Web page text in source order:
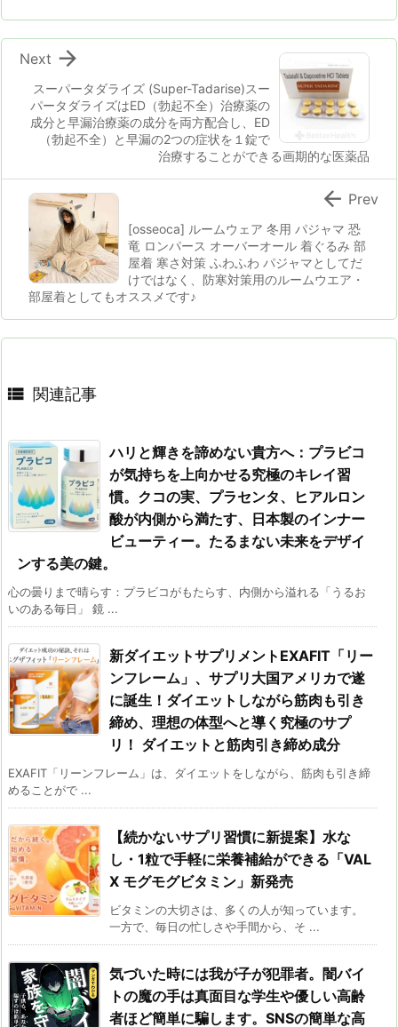
スーパータダライズ (Super-Tadarise)スー
パータダライズはED（勃起不全）治療薬の
成分と早漏治療薬の成分を両方配合し、ED
（勃起不全）と早漏の2つの症状を１錠で
治療することができる画期的な医薬品

Next
[osseoca] ルームウェア 冬用 パジャマ 恐
竜 ロンパース オーバーオール 着ぐるみ 部
屋着 寒さ対策 ふわふわ パジャマとしてだ
けではなく、防寒対策用のルームウエア・
部屋着としてもオススメです♪
 Prev
 関連記事
ハリと輝きを諦めない貴方へ：プラビコ
が気持ちを上向かせる究極のキレイ習
慣。クコの実、プラセンタ、ヒアルロン
酸が内側から満たす、日本製のインナー
ビューティー。たるまない未来をデザイ
ンする美の鍵。
心の曇りまで晴らす：プラビコがもたらす、内側から溢れる「うるお
いのある毎日」 鏡 ...
新ダイエットサプリメントEXAFIT「リー
ンフレーム」、サプリ大国アメリカで遂
に誕生！ダイエットしながら筋肉も引き
締め、理想の体型へと導く究極のサプ
リ！ ダイエットと筋肉引き締め成分
EXAFIT「リーンフレーム」は、ダイエットをしながら、筋肉も引き締
めることがで ...
【続かないサプリ習慣に新提案】水な
し・1粒で手軽に栄養補給ができる「VAL
X モグモグビタミン」新発売
ビタミンの大切さは、多くの人が知っています。
一方で、毎日の忙しさや手間から、そ ...
気づいた時には我が子が犯罪者。闇バイ
トの魔の手は真面目な学生や優しい高齢
者ほど簡単に騙します。SNSの簡単な高